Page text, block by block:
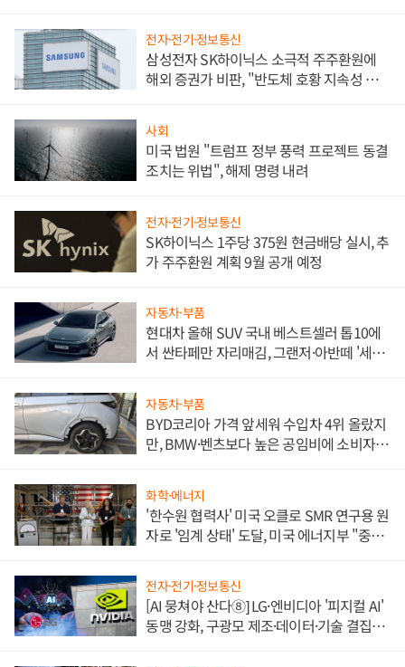
전자·전기·정보통신
삼성전자 SK하이닉스 소극적 주주환원에
해외 증권가 비판, "반도체 호황 지속성 의
사회
미국 법원 "트럼프 정부 풍력 프로젝트 동결
조치는 위법", 해제 명령 내려
전자·전기·정보통신
SK하이닉스 1주당 375원 현금배당 실시, 추
가 주주환원 계획 9월 공개 예정
자동차·부품
현대차 올해 SUV 국내 베스트셀러 톱10에
서 싼타페만 자리매김, 그랜저·아반떼 '세단
자동차·부품
BYD코리아 가격 앞세워 수입차 4위 올랐지
만, BMW·벤츠보다 높은 공임비에 소비자
화학·에너지
'한수원 협력사' 미국 오클로 SMR 연구용 원
자로 '임계 상태' 도달, 미국 에너지부 "중요
전자·전기·정보통신
[AI 뭉쳐야 산다⑧] LG·엔비디아 '피지컬 AI'
동맹 강화, 구광모 제조·데이터·기술 결집